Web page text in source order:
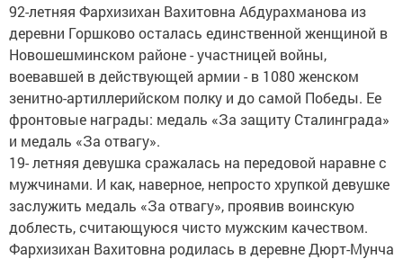
92-летняя Фархизихан Вахитовна Абдурахманова из
деревни Горшково осталась единственной женщиной в
Новошешминском районе - участницей войны,
воевавшей в действующей армии - в 1080 женском
зенитно-артиллерийском полку и до самой Победы. Ее
фронтовые награды: медаль «За защиту Сталинграда»
и медаль «За отвагу».
19- летняя девушка сражалась на передовой наравне с
мужчинами. И как, наверное, непросто хрупкой девушке
заслужить медаль «За отвагу», проявив воинскую
доблесть, считающуюся чисто мужским качеством.
Фархизихан Вахитовна родилась в деревне Дюрт-Мунча